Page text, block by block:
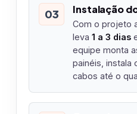
03 Instalação
Com o projeto
leva1 a 3 dias
equipe monta
painéis, instala
cabos até o